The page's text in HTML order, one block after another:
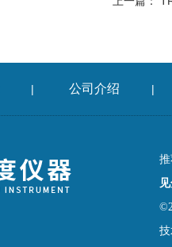
| 公司介绍 |